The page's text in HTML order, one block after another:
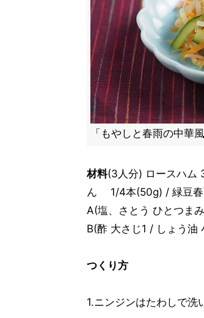
「もやしと春雨の中華
材料(3人分) ロースハム
ん 1/4本(50g) / 緑豆春
A(塩、さとう ひとつま
B(酢 大さじ1 / しょう油
つくり方
1.ニンジンはたわしで洗